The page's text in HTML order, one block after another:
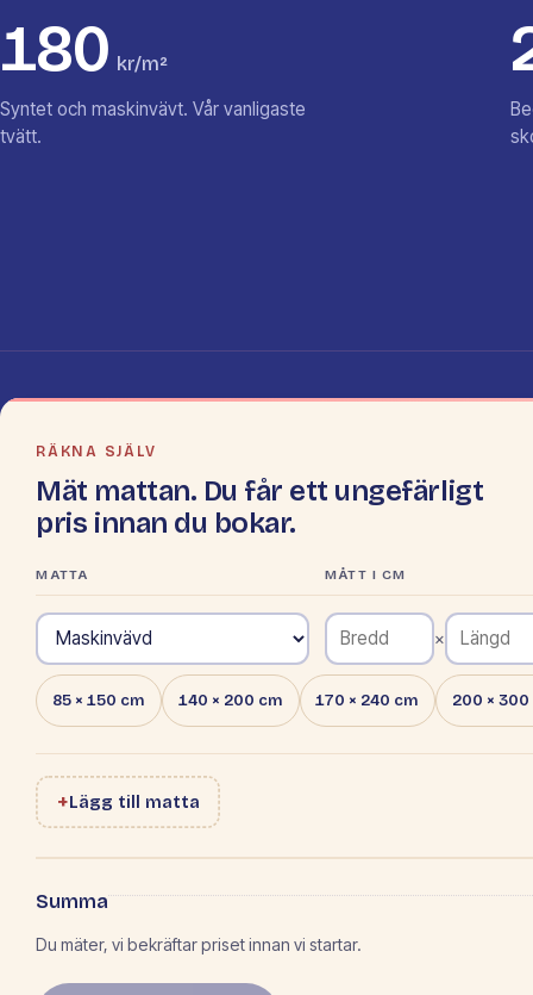
180 kr/m²
Syntet och maskinvävt. Vår vanligaste
tvätt.
RÄKNA SJÄLV
Mät mattan. Du får ett ungefärligt
pris innan du bokar.
MATTA MÅTT I CM
×
85 × 150 cm 140 × 200 cm 170 × 240 cm 200 ×
+Lägg till matta
Summa
Du mäter, vi bekräftar priset innan vi startar.